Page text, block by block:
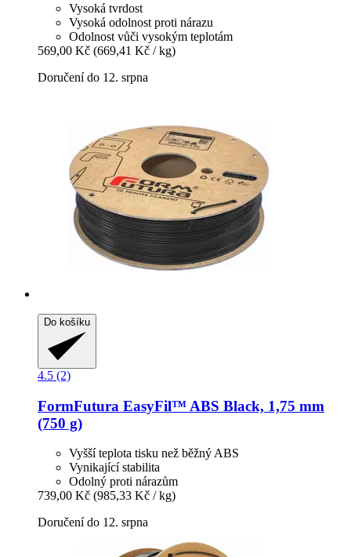
Vysoká tvrdost
Vysoká odolnost proti nárazu
Odolnost vůči vysokým teplotám
569,00 Kč (669,41 Kč / kg)
Doručení do 12. srpna
Do košíku
4.5 (2)
FormFutura EasyFil™ ABS Black, 1,75 mm
(750 g)
Vyšší teplota tisku než běžný ABS
Vynikající stabilita
Odolný proti nárazům
739,00 Kč (985,33 Kč / kg)
Doručení do 12. srpna